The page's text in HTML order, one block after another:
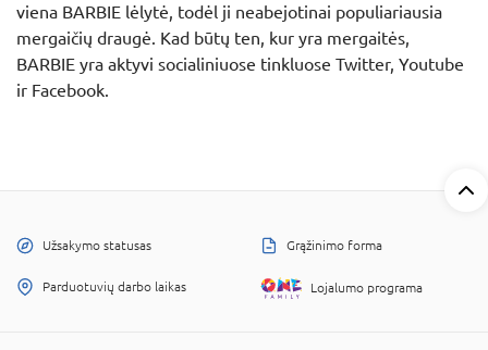
viena BARBIE lėlytė, todėl ji neabejotinai populiariausia
mergaičių draugė. Kad būtų ten, kur yra mergaitės,
BARBIE yra aktyvi socialiniuose tinkluose Twitter, Youtube
ir Facebook.
Užsakymo statusas Grąžinimo forma
Parduotuvių darbo laikas Lojalumo programa